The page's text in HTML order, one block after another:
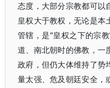
态度，大部分宗教都可以
皇权大于教权，无论是本
管辖，是“皇权之下的宗
道、南北朝时的佛教，一
政府，但仍大体维持了势
量太强、危及朝廷安全，